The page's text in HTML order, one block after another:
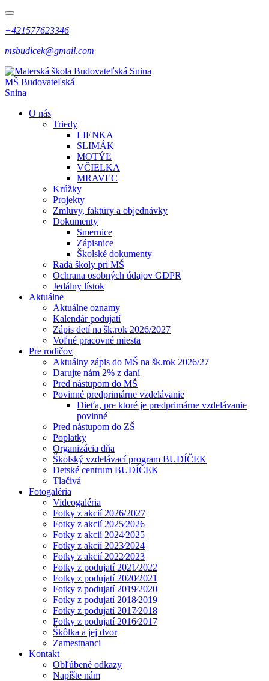
+421577623346
msbudicek@gmail.com
MŠ Budovateľská
Snina
O nás
Triedy
LIENKA
SLIMÁK
MOTÝĽ
VČIELKA
MRAVEC
Krúžky
Projekty
Zmluvy, faktúry a objednávky
Dokumenty
Smernice
Zápisnice
Školské dokumenty
Rada školy pri MŠ
Ochrana osobných údajov GDPR
Jedálny lístok
Aktuálne
Aktuálne oznamy
Kalendár podujatí
Zápis detí na šk.rok 2026/2027
Voľné pracovné miesta
Pre rodičov
Aktuálny zápis do MŠ na šk.rok 2026/27
Darujte nám 2% z daní
Pred nástupom do MŠ
Povinné predprimárne vzdelávanie
Dieťa, pre ktoré je predprimárne vzdelávanie
povinné
Pred nástupom do ZŠ
Poplatky
Organizácia dňa
Školský vzdelávací program BUDÍČEK
Detské centrum BUDÍČEK
Tlačivá
Fotogaléria
Videogaléria
Fotky z akcií 2026/2027
Fotky z akcií 2025⁄2026
Fotky z akcií 2024⁄2025
Fotky z akcií 2023⁄2024
Fotky z akcií 2022⁄2023
Fotky z podujatí 2021⁄2022
Fotky z podujatí 2020⁄2021
Fotky z podujatí 2019⁄2020
Fotky z podujatí 2018⁄2019
Fotky z podujatí 2017⁄2018
Fotky z podujatí 2016⁄2017
Škôlka a jej dvor
Zamestnanci
Kontakt
Obľúbené odkazy
Napíšte nám